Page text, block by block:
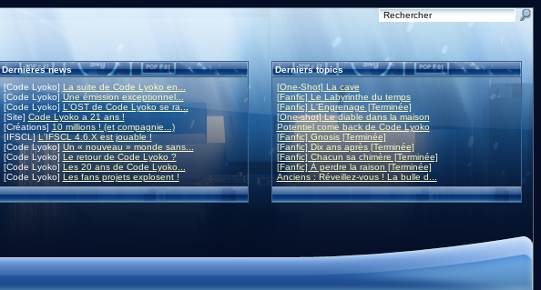
Dernières news
[Code Lyoko] La suite de Code Lyoko en...
[Code Lyoko]Une émission exceptionnel...
[Code Lyoko] L'OST de Code Lyoko se ra...
[Site] Code Lyoko a 21 ans !
[Créations] 10 millions ! (et compagnie...)
[IFSCL]L'IFSCL 4.6.X est jouable !
[Code Lyoko] Un « nouveau » monde sans...
[Code Lyoko] Le retour de Code Lyoko ?
[Code Lyoko] Les 20 ans de Code Lyoko...
[Code Lyoko] Les fans projets explosent !
Derniers topics
[One-Shot] La cave
[Fanfic] Le Labyrinthe du temps
[Fanfic] L'Engrenage [Terminée]
[One-shot] Le diable dans la maison
Potentiel come back de Code Lyoko
[Fanfic] Gnosis [Terminée]
[Fanfic] Dix ans après [Terminée]
[Fanfic] Chacun sa chimère [Terminée]
[Fanfic] À perdre la raison [Terminée]
Anciens : Réveillez-vous ! La bulle d...